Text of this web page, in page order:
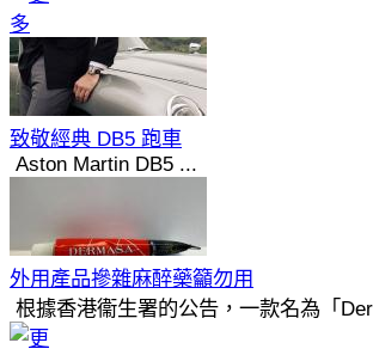
致敬經典 DB5 跑車
Aston Martin DB5 ...
外用產品摻雜麻醉藥籲勿用
根據香港衞生署的公告，一款名為「